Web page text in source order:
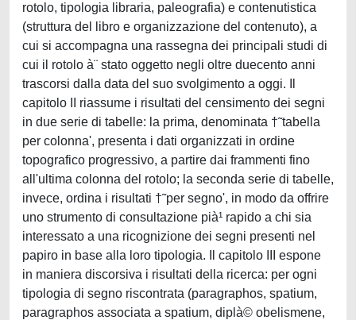
rotolo, tipologia libraria, paleografia) e contenutistica
(struttura del libro e organizzazione del contenuto), a
cui si accompagna una rassegna dei principali studi di
cui il rotolo à¨ stato oggetto negli oltre duecento anni
trascorsi dalla data del suo svolgimento a oggi. Il
capitolo II riassume i risultati del censimento dei segni
in due serie di tabelle: la prima, denominata †˜tabella
per colonna', presenta i dati organizzati in ordine
topografico progressivo, a partire dai frammenti fino
all'ultima colonna del rotolo; la seconda serie di tabelle,
invece, ordina i risultati †˜per segno', in modo da offrire
uno strumento di consultazione pià¹ rapido a chi sia
interessato a una ricognizione dei segni presenti nel
papiro in base alla loro tipologia. Il capitolo III espone
in maniera discorsiva i risultati della ricerca: per ogni
tipologia di segno riscontrata (paragraphos, spatium,
paragraphos associata a spatium, diplà© obelismene,